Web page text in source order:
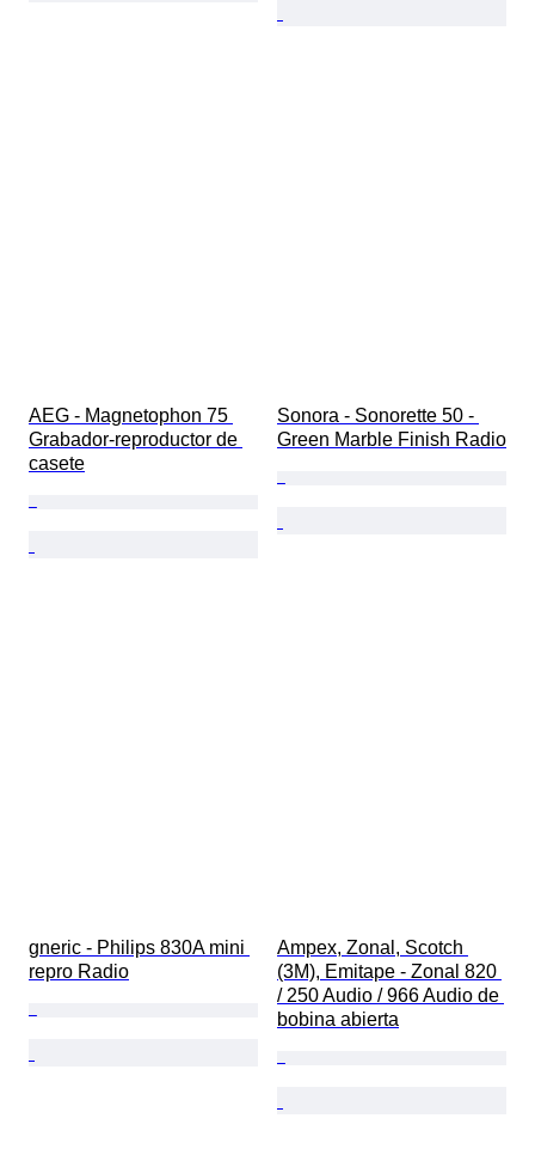
AEG - Magnetophon 75
Grabador-reproductor de
casete
Sonora - Sonorette 50 -
Green Marble Finish Radio
gneric - Philips 830A mini
repro Radio
Ampex, Zonal, Scotch
(3M), Emitape - Zonal 820
/ 250 Audio / 966 Audio de
bobina abierta